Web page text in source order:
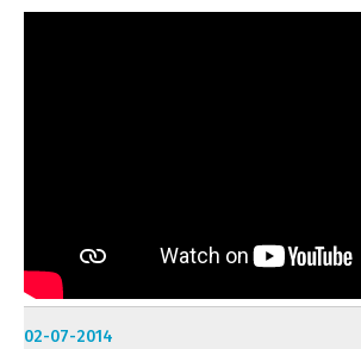
02-07-2014